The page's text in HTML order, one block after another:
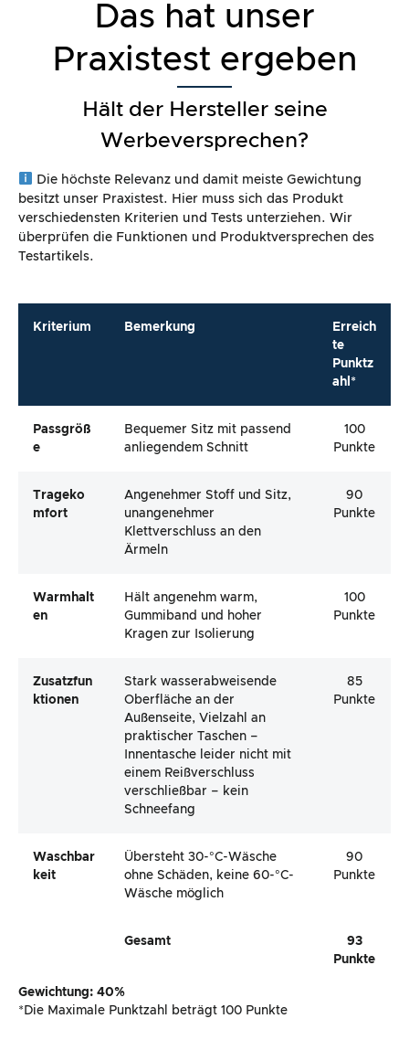
Das hat unser
Praxistest ergeben
Hält der Hersteller seine
Werbeversprechen?
Die höchste Relevanz und damit meiste Gewichtung
besitzt unser Praxistest. Hier muss sich das Produkt
verschiedensten Kriterien und Tests unterziehen. Wir
überprüfen die Funktionen und Produktversprechen des
Testartikels.
Kriterium Bemerkung
Erreich
te
Punktz
ahl*
Passgröß
E
Bequemer Sitz mit passend
anliegendem Schnitt
100
Punkte
Trageko
Mfort
Angenehmer Stoff und Sitz,
unangenehmer
Klettverschluss an den
Ärmeln
90
Punkte
Warmhalt
En
Hält angenehm warm,
Gummiband und hoher
Kragen zur Isolierung
100
Punkte
Zusatzfun
Ktionen
Stark wasserabweisende
Oberfläche an der
Außenseite, Vielzahl an
praktischer Taschen –
Innentasche leider nicht mit
einem Reißverschluss
verschließbar – kein
Schneefang
85
Punkte
Waschbar
Keit
Übersteht 30-°C-Wäsche
ohne Schäden, keine 60-°C-
Wäsche möglich
90
Punkte
Gesamt
93
Punkte
Gewichtung: 40%
*Die Maximale Punktzahl beträgt 100 Punkte